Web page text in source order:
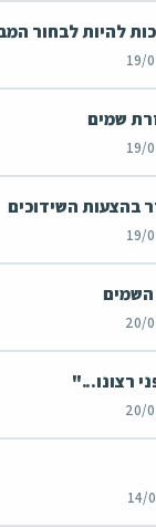
להיות לבחור
שמים
בהצעות השידוכים
השמים
רצונו..."